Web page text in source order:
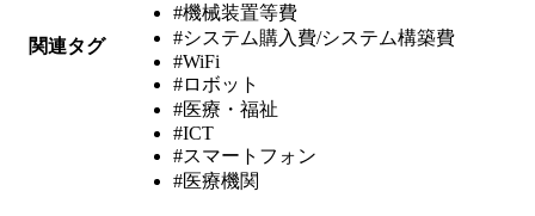
関連タグ
#機械装置等費
#システム購入費/システム構築費
#WiFi
#ロボット
#医療・福祉
#ICT
#スマートフォン
#医療機関